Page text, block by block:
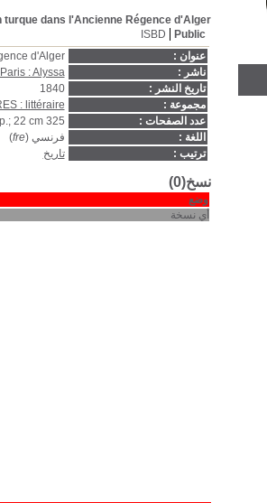
turque dans l'Ancienne Régence d'Alger
Public
ISBD
عنوان :
d'Alger
ناشر :
Paris : Alyssa
تاريخ النشر :
1840
مجموعة :
: littéraire
عدد الصفحات :
325 p.; 22 cm
اللغة :
فرنسي (fre
)
ترتيب :
تاريخ
نسخ(0)
وضع
أي نسخة